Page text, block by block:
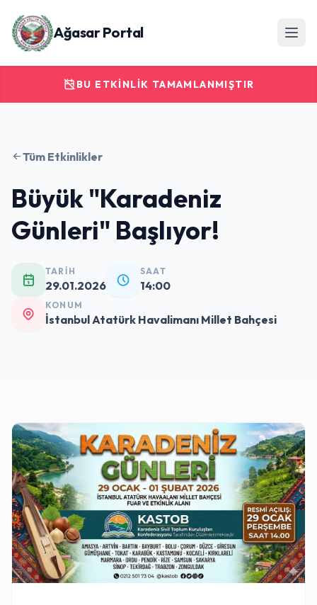
Ağasar Portal
BU ETKINLIK TAMAMLANMIŞTIR
Tüm Etkinlikler
Büyük "Karadeniz
Günleri" Başlıyor!
TARİH
29.01.2026
SAAT
14:00
KONUM
İstanbul Atatürk Havalimanı Millet Bahçesi